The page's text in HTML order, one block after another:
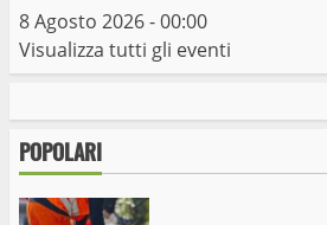
8 Agosto 2026 - 00:00
Visualizza tutti gli eventi
POPOLARI
I Carabinieri
stupefacenti